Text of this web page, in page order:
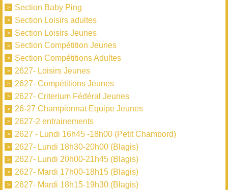
Section Baby Ping
Section Loisirs adultes
Section Loisirs Jeunes
Section Compétition Jeunes
Section Compétitions Adultes
2627- Loisirs Jeunes
2627- Compétitions Jeunes
2627- Criterium Fédéral Jeunes
26-27 Championnat Equipe Jeunes
2627-2 entrainements
2627 - Lundi 16h45 -18h00 (Petit Chambord)
2627- Lundi 18h30-20h00 (Blagis)
2627- Lundi 20h00-21h45 (Blagis)
2627- Mardi 17h00-18h15 (Blagis)
2627- Mardi 18h15-19h30 (Blagis)